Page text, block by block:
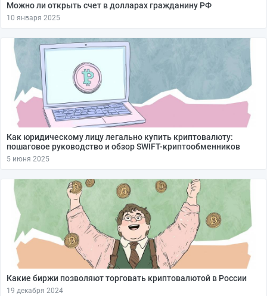
Можно ли открыть счет в долларах гражданину РФ
10 января 2025
Как юридическому лицу легально купить криптовалюту:
пошаговое руководство и обзор SWIFT-криптообменников
5 июня 2025
Какие биржи позволяют торговать криптовалютой в России
19 декабря 2024